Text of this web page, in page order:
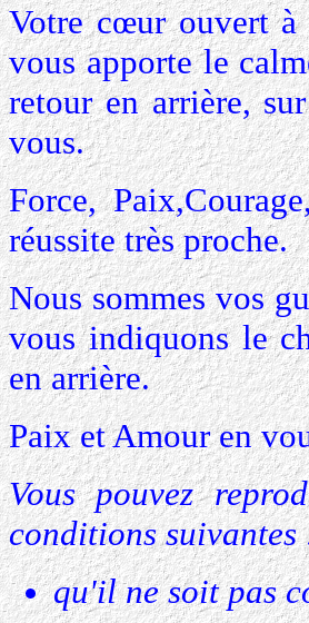
Votre cœur ouvert à
vous apporte le
retour en arrière,
vous.
Force,
réussite très proche.
Nous sommes vos
vous indiquons le
en arrière.
Paix et Amour en
Vous pouvez
conditions suivantes
qu'il ne soit pas